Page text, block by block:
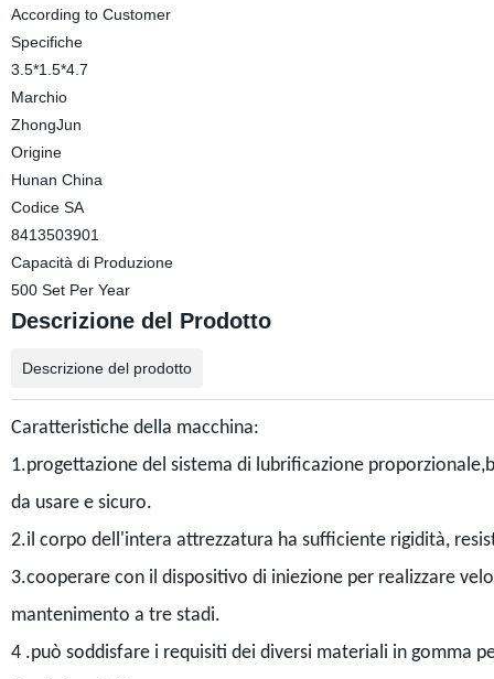
According to Customer
Specifiche
3.5*1.5*4.7
Marchio
ZhongJun
Origine
Hunan China
Codice SA
8413503901
Capacità di Produzione
500 Set Per Year
Descrizione del Prodotto
Descrizione del prodotto
Caratteristiche della macchina:
1.progettazione del sistema di lubrificazione
da usare e sicuro.
2.il corpo dell'intera attrezzatura ha sufficiente rigidità,
3.cooperare con il dispositivo di iniezione per realizzare
mantenimento a tre stadi.
4 .può soddisfare i requisiti dei diversi materiali in gomma